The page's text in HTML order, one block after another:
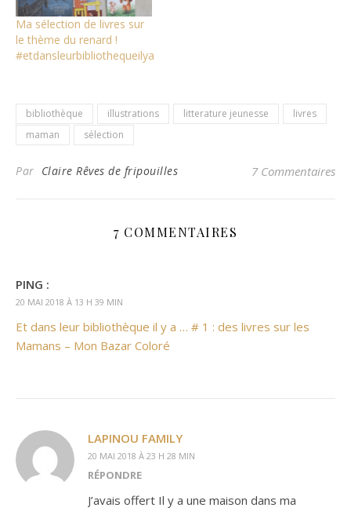
Ma sélection de livres sur
le thème du renard !
#etdansleurbibliothequeilya
bibliothèque illustrations litterature jeunesse
livres
maman
sélection
Par Claire Rêves de fripouilles 7 Commentaires
7 COMMENTAIRES
PING :
20 MAI 2018 À 13 H 39 MIN
Et dans leur bibliothèque il y a … # 1 : des livres sur les
Mamans – Mon Bazar Coloré
LAPINOU FAMILY
20 MAI 2018 À 23 H 28 MIN
RÉPONDRE
J’avais offert Il y a une maison dans ma